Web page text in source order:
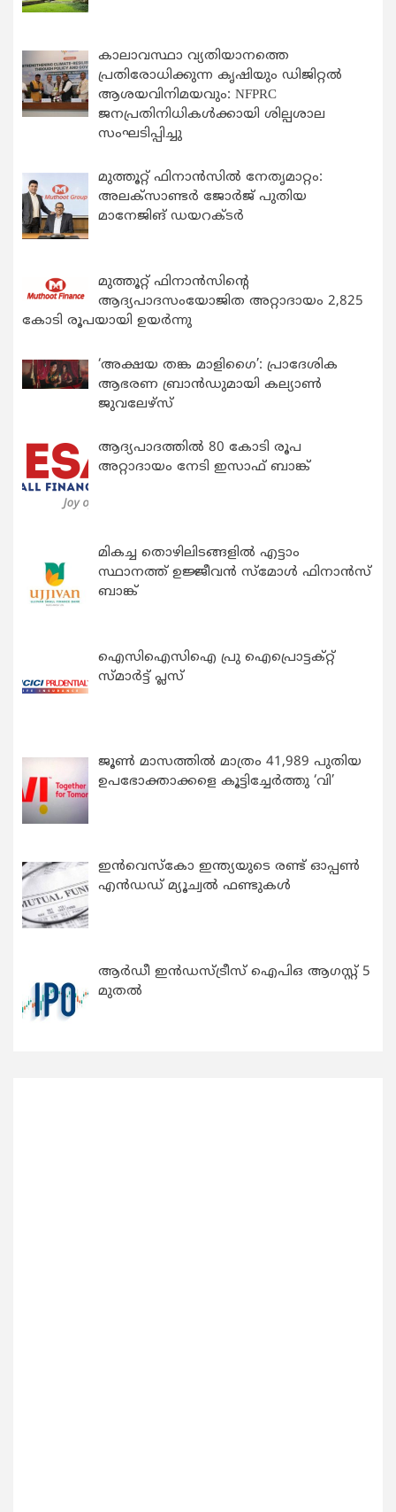
കാലാവസ്ഥാ വ്യതിയാനത്തെ
പ്രതിരോധിക്കുന്ന കൃഷിയും ഡിജിറ്റൽ
ആശയവിനിമയവും: NFPRC
ജനപ്രതിനിധികൾക്കായി ശില്പശാല
സംഘടിപ്പിച്ചു
മുത്തൂറ്റ് ഫിനാൻസിൽ നേതൃമാറ്റം:
അലക്സാണ്ടർ ജോർജ് പുതിയ
മാനേജിങ് ഡയറക്ടർ
മുത്തൂറ്റ് ഫിനാൻസിന്റെ
ആദ്യപാദസംയോജിത അറ്റാദായം 2,825
കോടി രൂപയായി ഉയർന്നു
‘അക്ഷയ തങ്ക മാളിഗൈ’: പ്രാദേശിക
ആഭരണ ബ്രാന്‍ഡുമായി കല്യാണ്‍
ജുവലേഴ്‌സ്
ആദ്യപാദത്തിൽ 80 കോടി രൂപ
അറ്റാദായം നേടി ഇസാഫ് ബാങ്ക്
മികച്ച തൊഴിലിടങ്ങളിൽ എട്ടാം
സ്ഥാനത്ത് ഉജ്ജീവൻ സ്മോൾ ഫിനാൻസ്
ബാങ്ക്
ഐസിഐസിഐ പ്രു ഐപ്രൊട്ടക്റ്റ്
സ്മാർട്ട് പ്ലസ്
ജൂൺ മാസത്തിൽ മാത്രം 41,989 പുതിയ
ഉപഭോക്താക്കളെ കൂട്ടിച്ചേർത്തു ‘വി’
ഇന്‍വെസ്കോ ഇന്ത്യയുടെ രണ്ട് ഓപ്പണ്‍
എന്‍ഡഡ് മ്യൂച്വല്‍ ഫണ്ടുകള്‍
ആർഡീ ഇൻഡസ്ട്രീസ് ഐപിഒ ആഗസ്റ്റ് 5
മുതൽ